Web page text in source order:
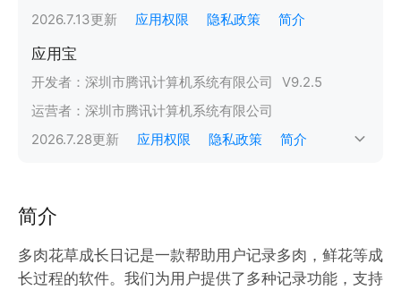
2026.7.13更新 应用权限 隐私政策 简介
应用宝
开发者： 深圳市腾讯计算机系统有限公司 V9.2.5
运营者： 深圳市腾讯计算机系统有限公司
2026.7.28更新 应用权限 隐私政策 简介
简介
多肉花草成长日记是一款帮助用户记录多肉，鲜花等成
长过程的软件。我们为用户提供了多种记录功能，支持